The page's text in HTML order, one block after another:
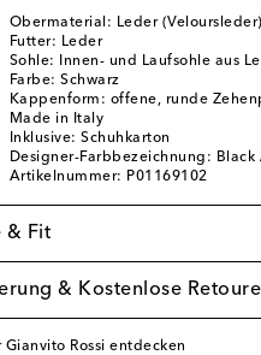
Obermaterial: Leder (Veloursleder)
Futter: Leder
Sohle: Innen- und Laufsohle aus
Farbe: Schwarz
Kappenform: offene, runde
Made in Italy
Inklusive: Schuhkarton
Designer-Farbbezeichnung:
Artikelnummer: P01169102
& Fit
& Kostenlose Retoure
Gianvito Rossi entdecken